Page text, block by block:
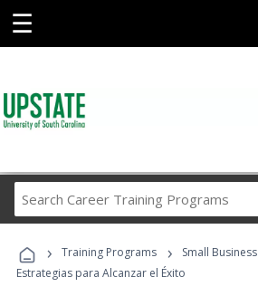
☰
Career
Programs
› Training Programs › Small Business
Estrategias para Alcanzar el Éxito